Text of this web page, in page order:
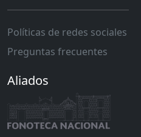
Políticas de redes sociales
Preguntas frecuentes
Aliados